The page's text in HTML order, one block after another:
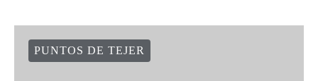
PUNTOS DE TEJER